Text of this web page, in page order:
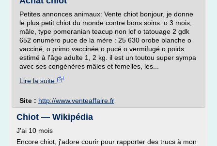
Petites annonces animaux: Vente chiot bonjour, je donne
le plus petit chiot du monde contre bons soins. o 3 mois,
mâle, type pomeranian teacup non lof o tatouage 2 gdk
652 onuméro puce de la mère : 25 630 orobe blanche o
vacciné, o primo vaccinée o pucé o vermifugé o poids
estimé à l'âge adulte 1, 2 kg. il est un toutou super sympa
avec ses congénères mâles et femelles, les...
Lire la suite
Site : http://www.venteaffaire.fr
Chiot — Wikipédia
J'ai 10 mois
Encore chiot, j'adore courir pour rapporter des trucs à mon